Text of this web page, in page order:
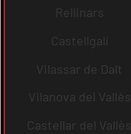
Rellinars
Castellgalí
Vilassar de Dalt
Vilanova del Vallès
Castellar del Vallès